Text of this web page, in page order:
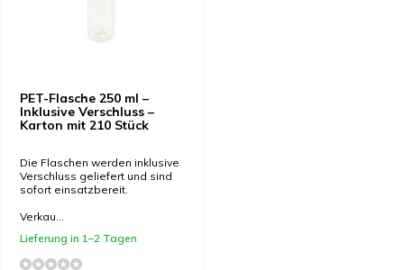
PET-Flasche 250 ml –
Inklusive Verschluss –
Karton mit 210 Stück
Die Flaschen werden inklusive
Verschluss geliefert und sind
sofort einsatzbereit.
Verkau...
Lieferung in 1–2 Tagen